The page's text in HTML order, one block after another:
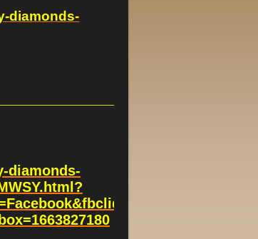
diamonds-
diamonds-